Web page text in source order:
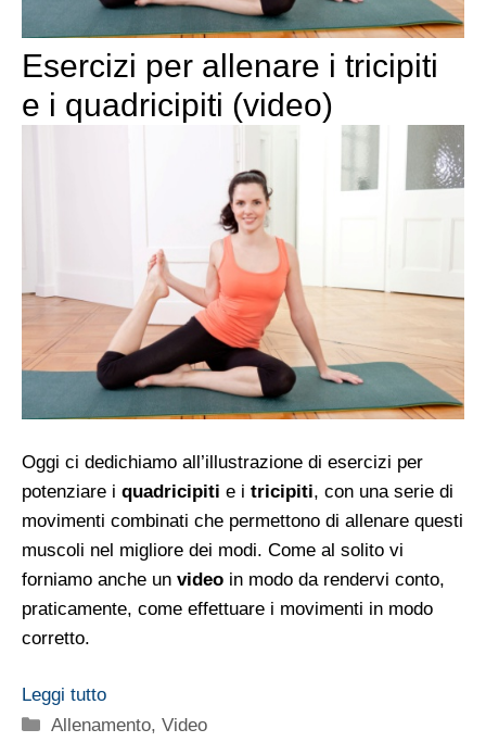
Esercizi per allenare i tricipiti
e i quadricipiti (video)
Oggi ci dedichiamo all’illustrazione di esercizi per
potenziare i quadricipiti e i tricipiti, con una serie di
movimenti combinati che permettono di allenare questi
muscoli nel migliore dei modi. Come al solito vi
forniamo anche un video in modo da rendervi conto,
praticamente, come effettuare i movimenti in modo
corretto.
Leggi tutto
Categorie
Allenamento,Video